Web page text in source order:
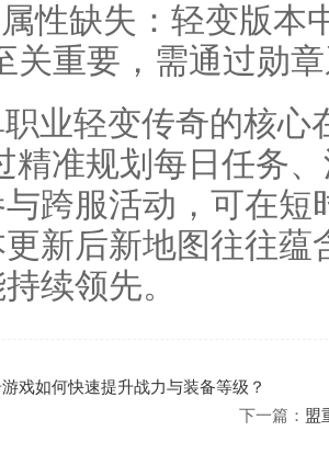
性缺失：轻变版本
关重要，需通过勋
业轻变传奇的核心
精准规划每日任务
跨服活动，可在短
新后新地图往往蕴
续领先。
戏如何快速提升战力与装备等级？
下一篇： 盟